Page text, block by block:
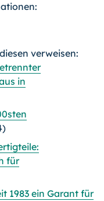
verweisen:
in
für
1983 ein Garant für